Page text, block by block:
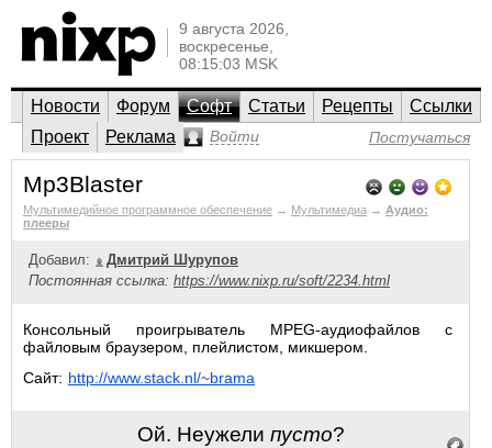
9 августа 2026,
воскресенье,
08:15:03 MSK
Новости Форум Софт Статьи Рецепты
Ссылки
Проект
Реклама Войти Постучаться
Mp3Blaster
Мультимедийное программное обеспечение → Мультимедиа → Аудио:
плееры
Добавил:
Дмитрий Шурупов
Постоянная ссылка: https://www.nixp.ru/soft/2234.html
Консольный проигрыватель MPEG-аудиофайлов с
файловым браузером, плейлистом, микшером.
Сайт: http://www.stack.nl/~brama
Ой. Неужели пусто?